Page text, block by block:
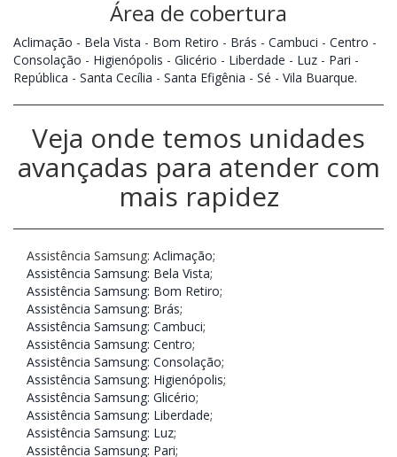
Área de cobertura
Aclimação - Bela Vista - Bom Retiro - Brás - Cambuci - Centro -
Consolação - Higienópolis - Glicério - Liberdade - Luz - Pari -
República - Santa Cecília - Santa Efigênia - Sé - Vila Buarque.
Veja onde temos unidades
avançadas para atender com
mais rapidez
Assistência Samsung: Aclimação;
Assistência Samsung: Bela Vista;
Assistência Samsung: Bom Retiro;
Assistência Samsung: Brás;
Assistência Samsung: Cambuci;
Assistência Samsung: Centro;
Assistência Samsung: Consolação;
Assistência Samsung: Higienópolis;
Assistência Samsung: Glicério;
Assistência Samsung: Liberdade;
Assistência Samsung: Luz;
Assistência Samsung: Pari;